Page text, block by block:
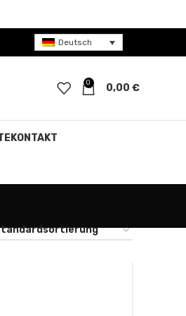
Deutsch
0 0,00 €
KONTAKT